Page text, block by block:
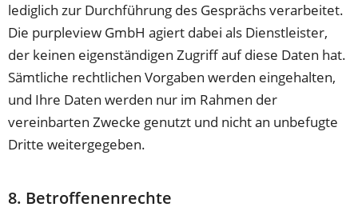
lediglich zur Durchführung des Gesprächs verarbeitet.
Die purpleview GmbH agiert dabei als Dienstleister,
der keinen eigenständigen Zugriff auf diese Daten hat.
Sämtliche rechtlichen Vorgaben werden eingehalten,
und Ihre Daten werden nur im Rahmen der
vereinbarten Zwecke genutzt und nicht an unbefugte
Dritte weitergegeben.
8. Betroffenenrechte